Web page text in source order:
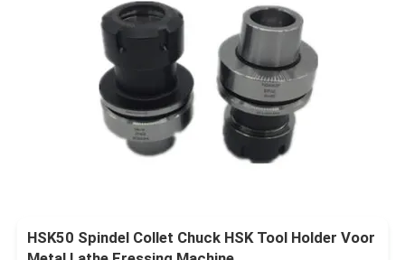
HSK50 Spindel Collet Chuck HSK Tool Holder Voor